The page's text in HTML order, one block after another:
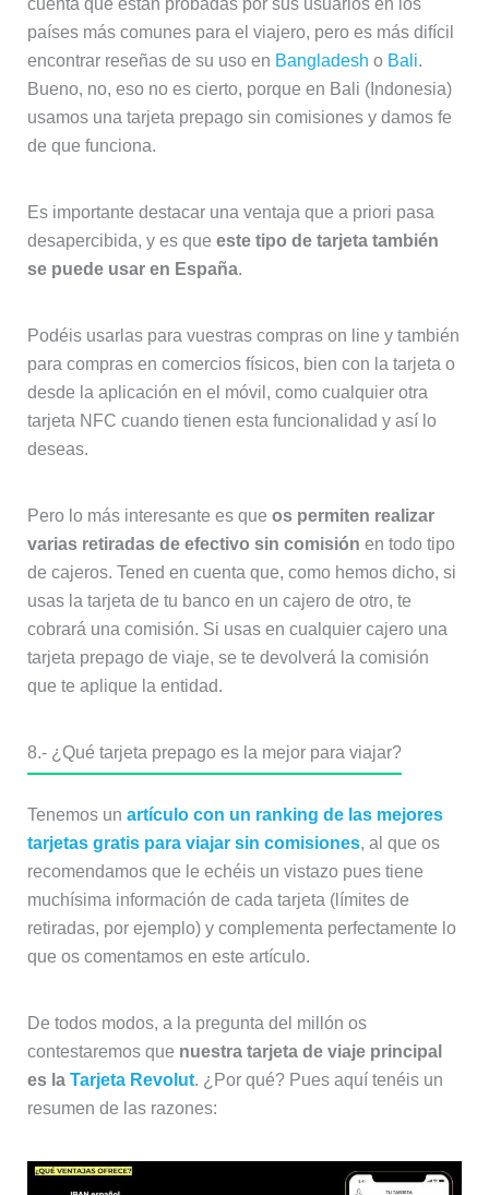
países más comunes para el viajero, pero es más difícil
encontrar reseñas de su uso en Bangladesh o Bali.
Bueno, no, eso no es cierto, porque en Bali (Indonesia)
usamos una tarjeta prepago sin comisiones y damos fe
de que funciona.
Es importante destacar una ventaja que a priori pasa
desapercibida, y es que este tipo de tarjeta también
se puede usar en España.
Podéis usarlas para vuestras compras on line y también
para compras en comercios físicos, bien con la tarjeta o
desde la aplicación en el móvil, como cualquier otra
tarjeta NFC cuando tienen esta funcionalidad y así lo
deseas.
Pero lo más interesante es que os permiten realizar
varias retiradas de efectivo sin comisión en todo tipo
de cajeros. Tened en cuenta que, como hemos dicho, si
usas la tarjeta de tu banco en un cajero de otro, te
cobrará una comisión. Si usas en cualquier cajero una
tarjeta prepago de viaje, se te devolverá la comisión
que te aplique la entidad.
8.- ¿Qué tarjeta prepago es la mejor para viajar?
Tenemos un artículo con un ranking de las mejores
tarjetas gratis para viajar sin comisiones, al que os
recomendamos que le echéis un vistazo pues tiene
muchísima información de cada tarjeta (límites de
retiradas, por ejemplo) y complementa perfectamente lo
que os comentamos en este artículo.
De todos modos, a la pregunta del millón os
contestaremos que nuestra tarjeta de viaje principal
es la Tarjeta Revolut. ¿Por qué? Pues aquí tenéis un
resumen de las razones: